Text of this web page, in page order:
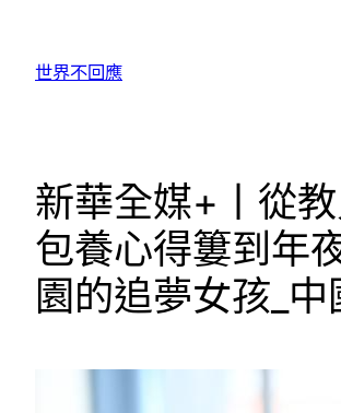
世界不回應
新華全媒+丨從
包養心得簍到年
園的追夢女孩_中